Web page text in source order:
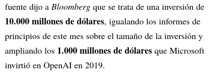
fuente dijo a Bloomberg que se trata de una inversión de
10.000 millones de dólares, igualando los informes de
principios de este mes sobre el tamaño de la inversión y
ampliando los 1.000 millones de dólares que Microsoft
invirtió en OpenAI en 2019.